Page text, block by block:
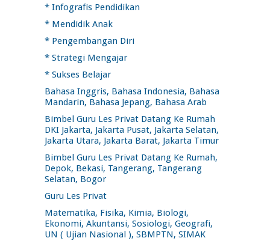
* Infografis Pendidikan
* Mendidik Anak
* Pengembangan Diri
* Strategi Mengajar
* Sukses Belajar
Bahasa Inggris, Bahasa Indonesia, Bahasa
Mandarin, Bahasa Jepang, Bahasa Arab
Bimbel Guru Les Privat Datang Ke Rumah
DKI Jakarta, Jakarta Pusat, Jakarta Selatan,
Jakarta Utara, Jakarta Barat, Jakarta Timur
Bimbel Guru Les Privat Datang Ke Rumah,
Depok, Bekasi, Tangerang, Tangerang
Selatan, Bogor
Guru Les Privat
Matematika, Fisika, Kimia, Biologi,
Ekonomi, Akuntansi, Sosiologi, Geografi,
UN ( Ujian Nasional ), SBMPTN, SIMAK